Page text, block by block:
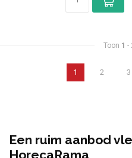
Toon 1 -
1 2 3
Een ruim aanbod
HorecaRama